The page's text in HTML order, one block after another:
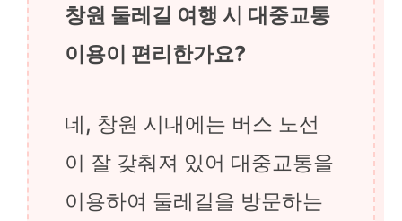
창원 둘레길 여행 시 대중교통
이용이 편리한가요?
네, 창원 시내에는 버스 노선
이 잘 갖춰져 있어 대중교통을
이용하여 둘레길을 방문하는